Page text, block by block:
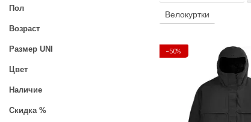
Велокуртки
−50%
Пол
Возраст
Размер UNI
Цвет
Наличие
Скидка %